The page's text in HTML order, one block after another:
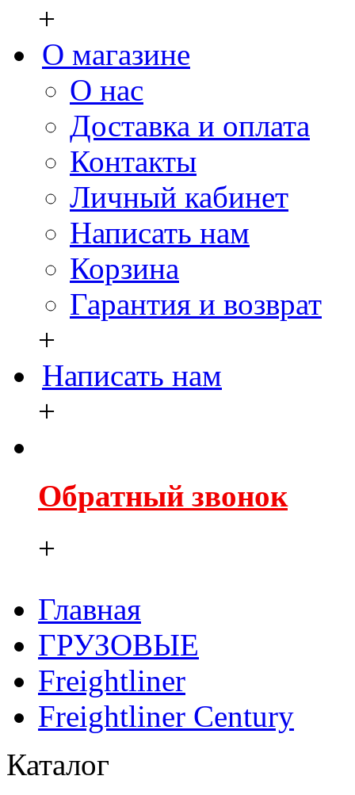
+
О магазине
О нас
Доставка и оплата
Контакты
Личный кабинет
Написать нам
Корзина
Гарантия и возврат
+
Написать нам
+
Обратный звонок
+
Главная
ГРУЗОВЫЕ
Freightliner
Freightliner Century
Каталог